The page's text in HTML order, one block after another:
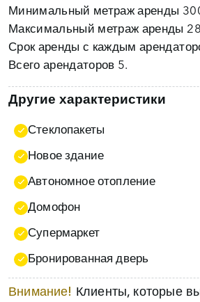
Минимальный метраж аренды
Максимальный метраж аренды
Срок аренды с каждым
Всего арендаторов 5.
Другие характеристики
Стеклопакеты
Новое здание
Автономное отопление
Домофон
Супермаркет
Бронированная дверь
Внимание!
Клиенты, которые